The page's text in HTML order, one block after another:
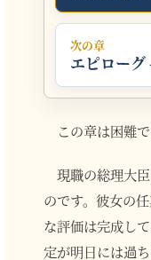
次の章
エピロー
この章は困難で
現職の総理大
のです。彼女の
な評価は完成し
定が明日には過